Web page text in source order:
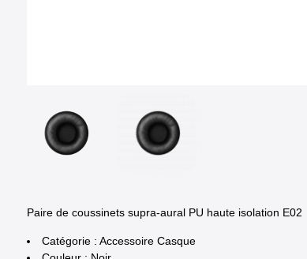
Paire de coussinets supra-aural PU haute isolation E02
Catégorie : Accessoire Casque